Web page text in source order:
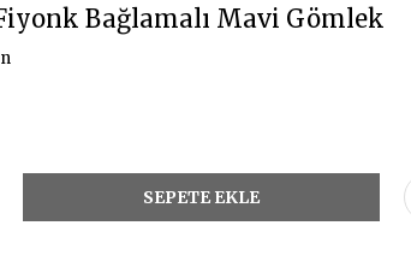
Bağlamalı Mavi Gömlek